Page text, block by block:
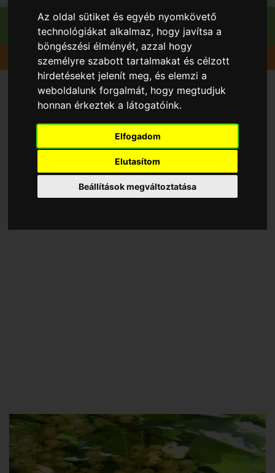
Az oldal sütiket és egyéb nyomkövető
technológiákat alkalmaz, hogy javítsa a
böngészési élményét, azzal hogy
személyre szabott tartalmakat és célzott
hirdetéseket jelenít meg, és elemzi a
weboldalunk forgalmát, hogy megtudjuk
honnan érkeztek a látogatóink.
Elfogadom
Elutasítom
Beállítások megváltoztatása
Gyümölcsök Ribizli Blanka (korai, fehér)